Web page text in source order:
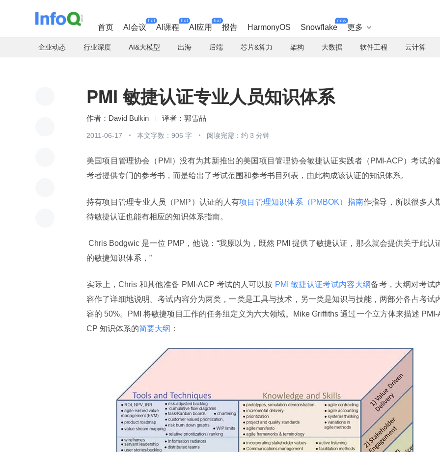
首页 AI会议
hot
AI课程
hot
AI应用
hot
报告 HarmonyOS Snowflake
new
更多 
企业动态 行业深度 AI&大模型 出海 后端 芯片&算力 架构 大数据 软件工程 云计算
PMI 敏捷认证专业人员知识体系
David Bulkin 郭雪品
2011-06-17 本文字数：906 字 阅读完需：约 3 分钟
美国项目管理协会（PMI）没有为其新推出的美国项目管理协会敏捷认证实践者（PMI-ACP）考试的
考者提供专门的参考书，而是给出了考试范围和参考书目列表，由此构成该认证的知识体系。
持有项目管理专业人员（PMP）认证的人有项目管理知识体系（PMBOK）指南作指导，所以很多人
待敏捷认证也能有相应的知识体系指南。
Chris Bodgwic 是一位 PMP，他说：“我原以为，既然 PMI 提供了敏捷认证，那么就会提供关于此认证
的敏捷知识体系，”
实际上，Chris 和其他准备 PMI-ACP 考试的人可以按 PMI 敏捷认证考试内容大纲备考，大纲对考试
容作了详细地说明。考试内容分为两类，一类是工具与技术，另一类是知识与技能，两部分各占考试
容的 50%。PMI 将敏捷项目工作的任务组定义为六大领域。Mike Griffiths 通过一个立方体来描述 PMI-
CP 知识体系的简要大纲 ：